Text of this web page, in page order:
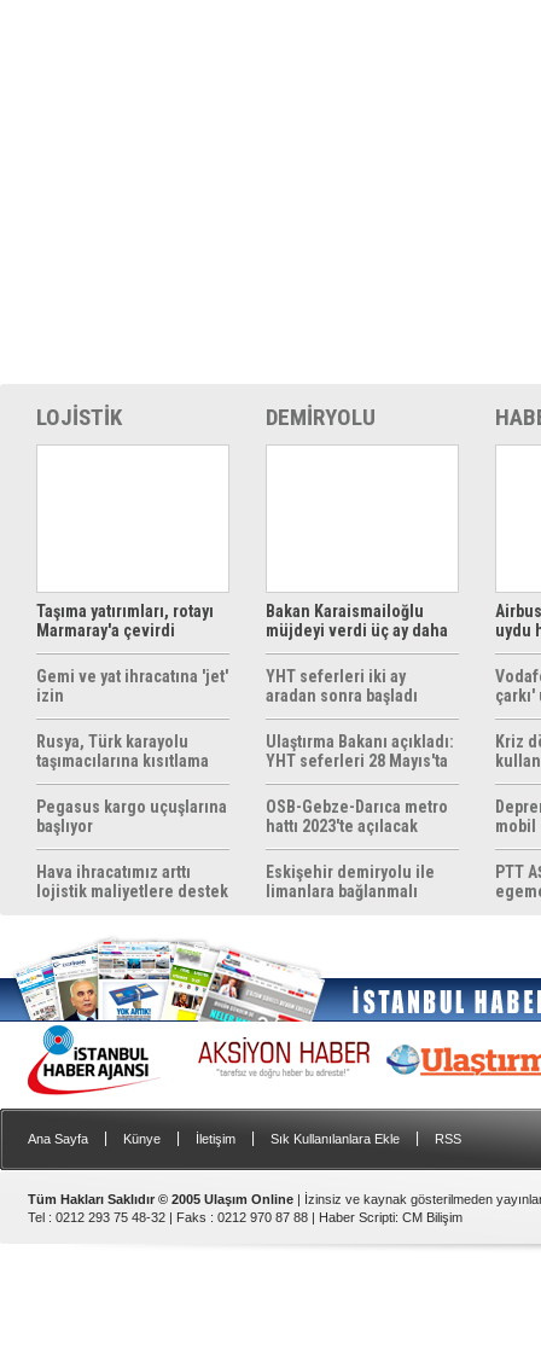
LOJİSTİK
Taşıma yatırımları, rotayı
Marmaray'a çevirdi
Gemi ve yat ihracatına 'jet'
izin
Rusya, Türk karayolu
taşımacılarına kısıtlama
getirebilir
Pegasus kargo uçuşlarına
başlıyor
Hava ihracatımız arttı
lojistik maliyetlere destek
DEMİRYOLU
Bakan Karaismailoğlu
müjdeyi verdi üç ay daha
ücretsiz
YHT seferleri iki ay
aradan sonra başladı
Ulaştırma Bakanı açıkladı:
YHT seferleri 28 Mayıs'ta
başlıyor
OSB-Gebze-Darıca metro
hattı 2023'te açılacak
Eskişehir demiryolu ile
limanlara bağlanmalı
uydu
Kriz
mobil
PTT
Ana Sayfa Künye İletişim Sık Kullanılanlara Ekle RSS
Tüm Hakları Saklıdır © 2005 Ulaşım Online | İzinsiz ve kaynak gösterilmeden
Tel : 0212 293 75 48-32 | Faks : 0212 970 87 88 | Haber Scripti: CM Bilişim